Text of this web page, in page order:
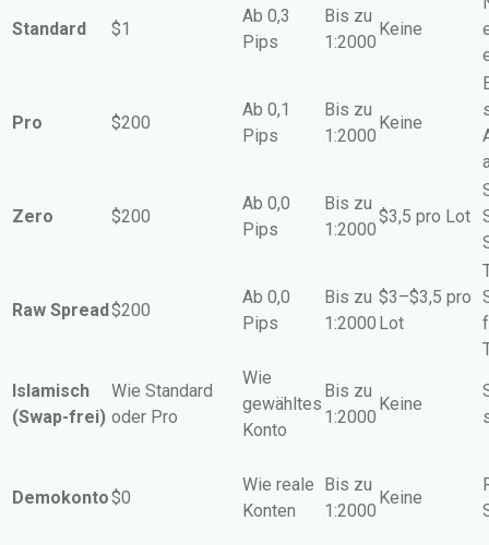
Standard $1
Ab 0,3
Pips
Bis zu
1:2000
Keine
Pro $200
Ab 0,1
Pips
Bis zu
1:2000
Keine
Zero $200
Ab 0,0
Pips
Bis zu
1:2000
$3,5 pro Lot
Raw Spread$200
Ab 0,0
Pips
Bis zu
1:2000
$3–$3,5 pro
Lot
Islamisch
(Swap-frei)
Wie Standard
oder Pro
Wie
gewähltes
Konto
Bis zu
1:2000
Keine
Demokonto$0
Wie reale
Konten
Bis zu
1:2000
Keine